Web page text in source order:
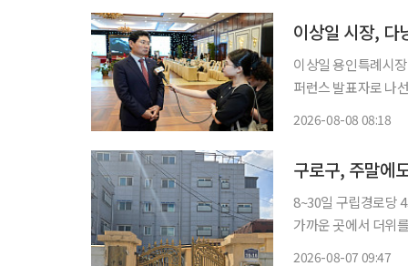
이상일 용인특례시
퍼런스 발표자로 나
2026-08-08 08:18
구로구, 주말에
8~30일 구립경로당 43곳‧복지관 4개 확대 서
가까운 곳에서 더위를
2026-08-07 09:47